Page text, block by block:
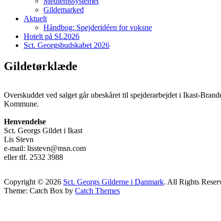
Gildemarked
Aktuelt
Håndbog: Spejderidéen for voksne
Hotelt på SL2026
Sct. Georgsbudskabet 2026
Gildetørklæde
Overskuddet ved salget går ubeskåret til spejderarbejdet i Ikast-
Kommune.
Henvendelse
Sct. Georgs Gildet i Ikast
Lis Stevn
e-mail: lisstevn@msn.com
eller tlf. 2532 3988
Copyright © 2026 Sct. Georgs Gilderne i Danmark. All Rights
Theme: Catch Box by Catch Themes